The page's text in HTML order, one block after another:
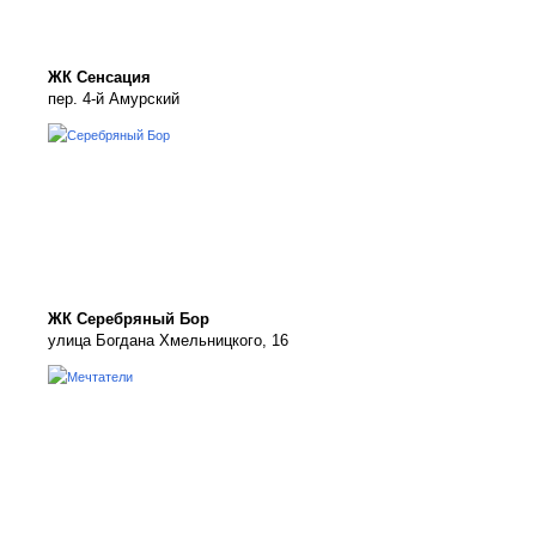
ЖК Сенсация
пер. 4-й Амурский
ЖК Серебряный Бор
улица Богдана Хмельницкого, 16